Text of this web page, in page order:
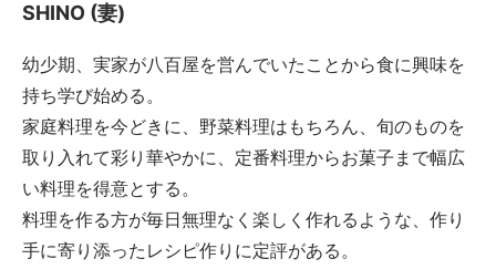
SHINO (妻)
幼少期、実家が八百屋を営んでいたことから食に興味を
持ち学び始める。
家庭料理を今どきに、野菜料理はもちろん、旬のものを
取り入れて彩り華やかに、定番料理からお菓子まで幅広
い料理を得意とする。
料理を作る方が毎日無理なく楽しく作れるような、作り
手に寄り添ったレシピ作りに定評がある。